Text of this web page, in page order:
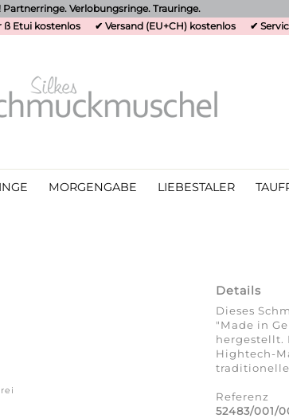
Partnerringe. Verlobungsringe. Trauringe.
ß Etui kostenlos ✔ Versand (EU+CH) kostenlos ✔
MORGENGABE LIEBESTALER
Details
Dieses
"Made in
hergestellt.
Hightech-
Referenz
52483/001/